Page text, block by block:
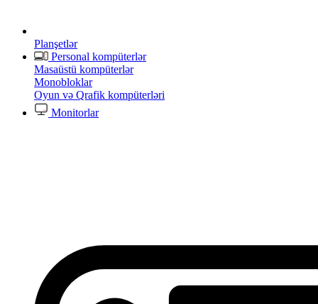
Planşetlər
Personal kompüterlər
Masaüstü kompüterlər
Monobloklar
Oyun və Qrafik kompüterləri
Monitorlar